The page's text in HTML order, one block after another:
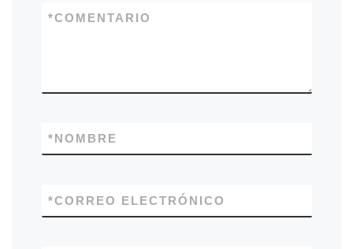
COMENTARIO
*
NOMBRE
*
CORREO ELECTRÓNICO
*